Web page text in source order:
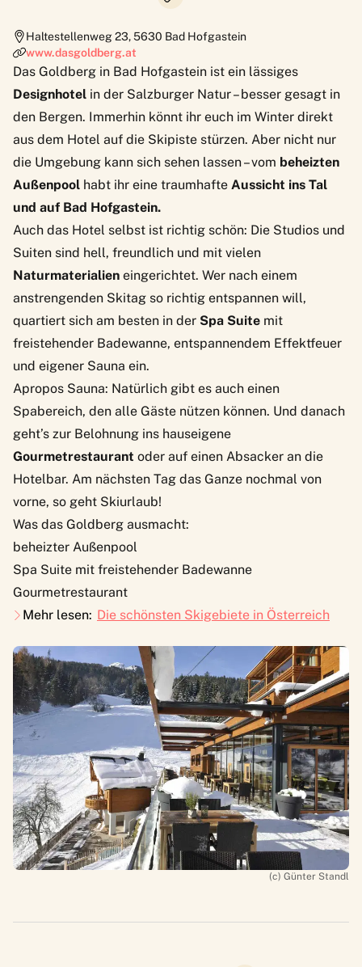
Haltestellenweg 23,5630 Bad Hofgastein
www.dasgoldberg.at
Das Goldberg in Bad Hofgastein ist ein lässiges
Designhotel in der Salzburger Natur – besser gesagt in
den Bergen. Immerhin könnt ihr euch im Winter direkt
aus dem Hotel auf die Skipiste stürzen. Aber nicht nur
die Umgebung kann sich sehen lassen – vom beheizten
Außenpool habt ihr eine traumhafte Aussicht ins Tal
und auf Bad Hofgastein.
Auch das Hotel selbst ist richtig schön: Die Studios und
Suiten sind hell, freundlich und mit vielen
Naturmaterialien eingerichtet. Wer nach einem
anstrengenden Skitag so richtig entspannen will,
quartiert sich am besten in der Spa Suite mit
freistehender Badewanne, entspannendem Effektfeuer
und eigener Sauna ein.
Apropos Sauna: Natürlich gibt es auch einen
Spabereich, den alle Gäste nützen können. Und danach
geht’s zur Belohnung ins hauseigene
Gourmetrestaurant oder auf einen Absacker an die
Hotelbar. Am nächsten Tag das Ganze nochmal von
vorne, so geht Skiurlaub!
Was das Goldberg ausmacht:
beheizter Außenpool
Spa Suite mit freistehender Badewanne
Gourmetrestaurant
Mehr lesen: Die schönsten Skigebiete in Österreich
(c) Günter Standl